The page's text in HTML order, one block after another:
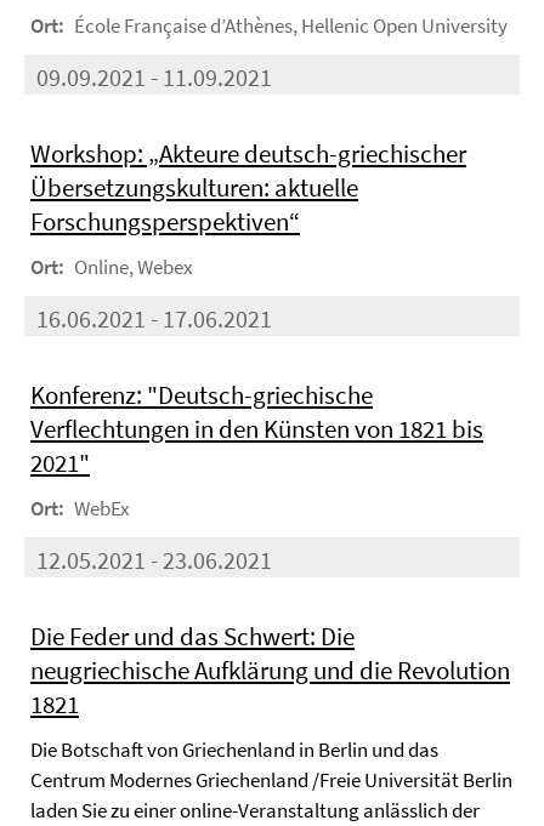
Ort: École Française d’Athènes, Hellenic Open University
09.09.2021 - 11.09.2021
Workshop: „Akteure deutsch-griechischer
Übersetzungskulturen: aktuelle
Forschungsperspektiven“
Ort: Online, Webex
16.06.2021 - 17.06.2021
Konferenz: "Deutsch-griechische
Verflechtungen in den Künsten von 1821 bis
2021"
Ort: WebEx
12.05.2021 - 23.06.2021
Die Feder und das Schwert: Die
neugriechische Aufklärung und die Revolution
1821
Die Botschaft von Griechenland in Berlin und das
Centrum Modernes Griechenland /Freie Universität Berlin
laden Sie zu einer online-Veranstaltung anlässlich der